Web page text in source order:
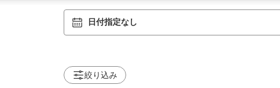
日付指定なし
絞り込み